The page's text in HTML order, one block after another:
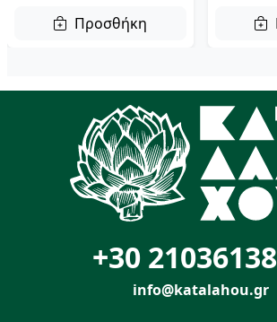
Προσθήκη
+30
info@katalahou.gr